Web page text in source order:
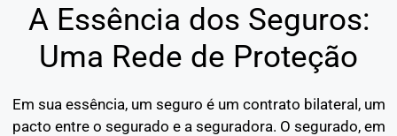
A Essência dos Seguros:
Uma Rede de Proteção
Em sua essência, um seguro é um contrato bilateral, um
pacto entre o segurado e a seguradora. O segurado, em